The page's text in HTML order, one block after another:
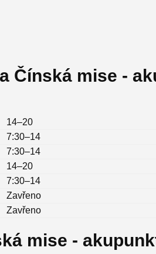
Čínská mise -
14–20
7:30–14
7:30–14
14–20
7:30–14
Zavřeno
Zavřeno
mise -